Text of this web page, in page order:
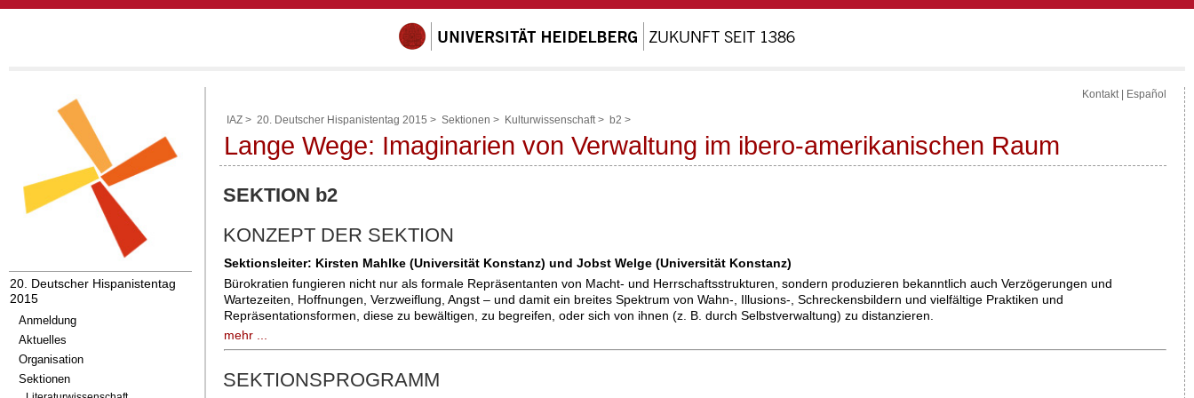
20. Deutscher Hispanistentag
2015
Anmeldung
Aktuelles
Organisation
Sektionen
Kontakt Español
IAZ > 20. Deutscher Hispanistentag 2015 > Sektionen > Kulturwissenschaft > b2 >
Lange Wege: Imaginarien von Verwaltung im ibero-amerikanischen Raum
SEKTION b2
KONZEPT DER SEKTION
Sektionsleiter: Kirsten Mahlke (Universität Konstanz) und Jobst Welge (Universität Konstanz)
Bürokratien fungieren nicht nur als formale Repräsentanten von Macht- und Herrschaftsstrukturen, sondern produzieren bekanntlich auch Verzögerungen und
Wartezeiten, Hoffnungen, Verzweiflung, Angst – und damit ein breites Spektrum von Wahn-, Illusions-, Schreckensbildern und vielfältige Praktiken und
Repräsentationsformen, diese zu bewältigen, zu begreifen, oder sich von ihnen (z. B. durch Selbstverwaltung) zu distanzieren.
mehr ...
SEKTIONSPROGRAMM